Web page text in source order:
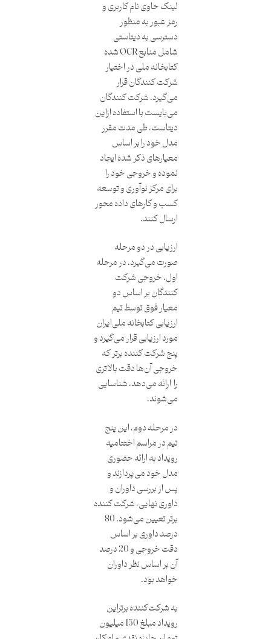
لینک حاوی نام کاربری و
رمز عبور به منظور
دسترسی به دیتاستی
شامل منابع OCR شده
کتابخانه ملی در اختیار
شرکت کنندگان قرار
می‌گیرد. شرکت کنندگان
می‌بایست با استفاده از‌این
دیتاست، طی مدت مقرر
مدل خود را بر اساس
معیارهای ذکر شده ‌ایجاد
نموده و خروجی خود را
برای مرکز نوآوری و توسعه
کسب و کارهای داده محور
ارسال کنند.
ارزیابی در دو مرحله
صورت می‌گیرد. در مرحله
اول، خروجی شرکت
کنندگان بر اساس دو
معیار فوق توسط تیم
ارزیابی کتابخانه ملی‌ایران
مورد ارزیابی قرار می‌گیرد و
پنج شرکت کننده برتر که
خروجی آن‌ها دقت بالاتری
را ارائه می‌دهد، شناسایی
می‌شوند.
در مرحله دوم،‌ این پنج
تیم در مراسم اختتامیه
رویداد به ارائه حضوری
مدل خود می‌پردازند و
پس از بررسی داوران و
داوری نهایی، شرکت کننده
برتر تعیین می‌شود. 80
درصد داوری بر اساس
دقت خروجی و 20 درصد
آن بر اساس نظر داوران
خواهد بود.
به شرکت‌کننده برتر‌این
رویداد مبلغ 150 میلیون